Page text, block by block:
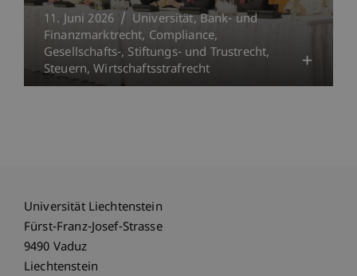
11. Juni 2026 Universität Bank- und
Finanzmarktrecht Compliance
Gesellschafts-, Stiftungs- und Trustrecht
Steuern Wirtschaftsstrafrecht
Universität Liechtenstein
Fürst-Franz-Josef-Strasse
9490 Vaduz
Liechtenstein